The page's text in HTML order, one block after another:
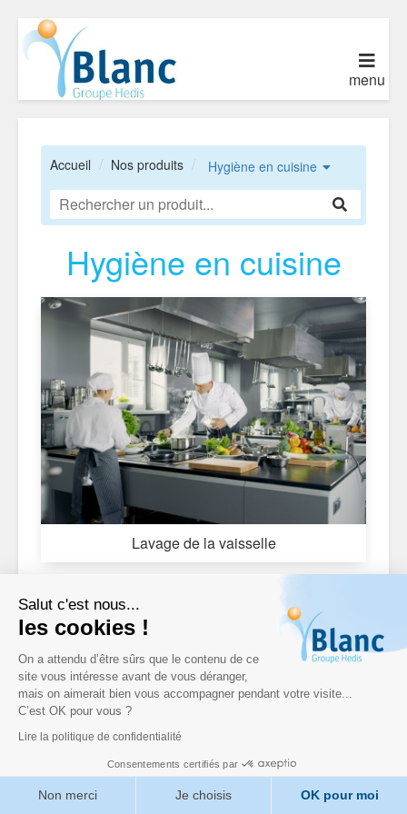
Salut c'est nous...
les cookies !
On a attendu d’être sûrs que le contenu de ce
site vous intéresse avant de vous déranger,
mais on aimerait bien vous accompagner pendant votre visite...
C’est OK pour vous ?
Lire la politique de confidentialité
Consentements certifiés par
Non merci Je choisis OK pour moi
menu
Accueil Nos produits Hygiène en cuisine
Hygiène en cuisine
Lavage de la vaisselle